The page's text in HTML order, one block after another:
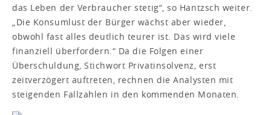
das Leben der Verbraucher stetig“, so Hantzsch weiter.
„Die Konsumlust der Bürger wächst aber wieder,
obwohl fast alles deutlich teurer ist. Das wird viele
finanziell überfordern.“ Da die Folgen einer
Überschuldung, Stichwort Privatinsolvenz, erst
zeitverzögert auftreten, rechnen die Analysten mit
steigenden Fallzahlen in den kommenden Monaten.